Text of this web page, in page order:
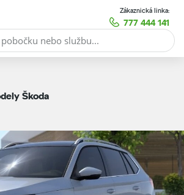
Zákaznická linka:
777 444 141
Škoda